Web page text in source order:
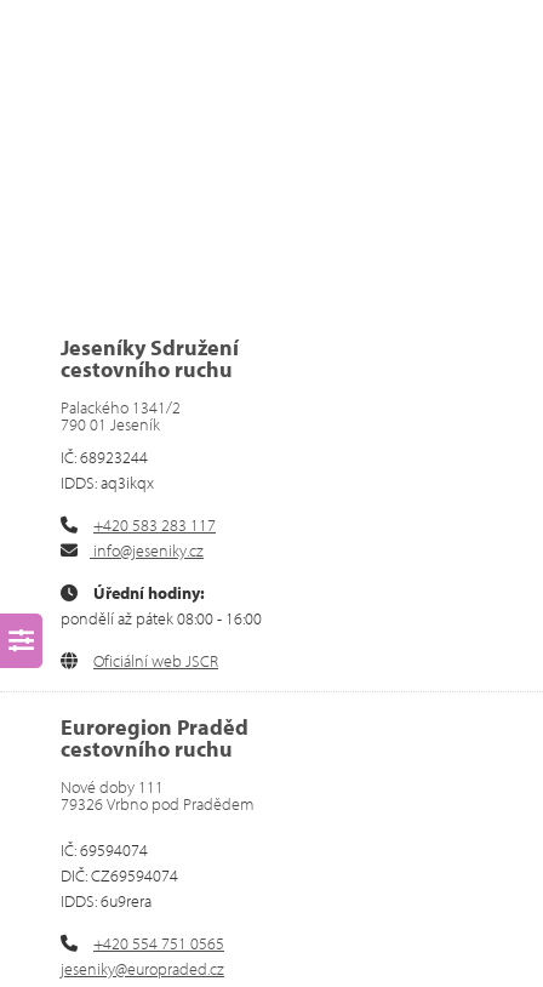
Jeseníky Sdružení
cestovního ruchu
Palackého 1341/2
790 01 Jeseník
IČ: 68923244
IDDS: aq3ikqx
+420 583 283 117
info@jeseniky.cz
Úřední hodiny:
pondělí až pátek 08:00 - 16:00
Oficiální web JSCR
Euroregion Praděd
cestovního ruchu
Nové doby 111
79326 Vrbno pod Pradědem
IČ: 69594074
DIČ: CZ69594074
IDDS: 6u9rera
+420 554 751 0565
jeseniky@europraded.cz